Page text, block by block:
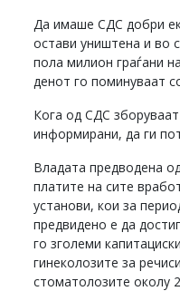
Да имаше СДС добри
остави уништена и во
пола милион граѓани
денот го поминуваат
Кога од СДС
информирани, да ги
Владата предводена
платите на сите
установи, кои за
предвидено е да
го зголеми
гинеколозите за
стоматолозите околу